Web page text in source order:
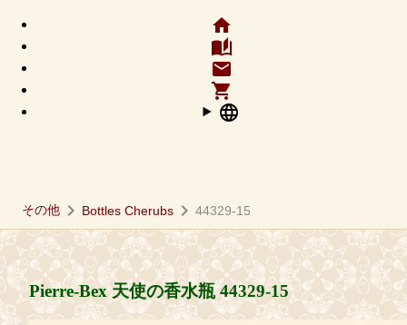
home
auto_stories
email
shopping_cart
language
その他 chevron_right Bottles Cherubs chevron_right 44329-15
Pierre-Bex 天使の香水瓶44329-15